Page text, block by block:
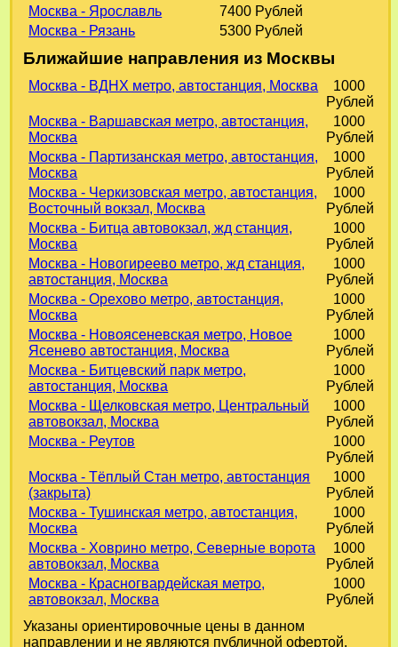
Москва - Ярославль
7400 Рублей
Москва - Рязань
5300 Рублей
Ближайшие направления из Москвы
Москва - ВДНХ метро, автостанция, Москва
1000
Рублей
Москва - Варшавская метро, автостанция,
Москва
1000
Рублей
Москва - Партизанская метро, автостанция,
Москва
1000
Рублей
Москва - Черкизовская метро, автостанция,
Восточный вокзал, Москва
1000
Рублей
Москва - Битца автовокзал, жд станция,
Москва
1000
Рублей
Москва - Новогиреево метро, жд станция,
автостанция, Москва
1000
Рублей
Москва - Орехово метро, автостанция,
Москва
1000
Рублей
Москва - Новоясеневская метро, Новое
Ясенево автостанция, Москва
1000
Рублей
Москва - Битцевский парк метро,
автостанция, Москва
1000
Рублей
Москва - Щелковская метро, Центральный
автовокзал, Москва
1000
Рублей
Москва - Реутов
1000
Рублей
Москва - Тёплый Стан метро, автостанция
(закрыта)
1000
Рублей
Москва - Тушинская метро, автостанция,
Москва
1000
Рублей
Москва - Ховрино метро, Северные ворота
автовокзал, Москва
1000
Рублей
Москва - Красногвардейская метро,
автовокзал, Москва
1000
Рублей
Указаны ориентировочные цены в данном
направлении и не являются публичной офертой.